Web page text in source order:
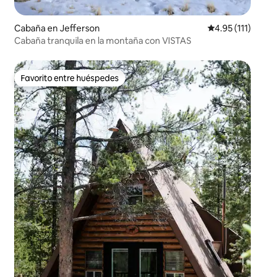
Cabaña en Jefferson Calificación
4.95 (111)
Cabaña tranquila en la montaña con VISTAS
Favorito entre huéspedes
Favorito entre huéspedes